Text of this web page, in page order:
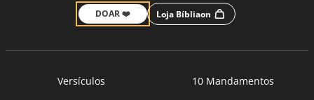
DOAR ❤️ Loja Bíbliaon
Versículos
10 Mandamentos